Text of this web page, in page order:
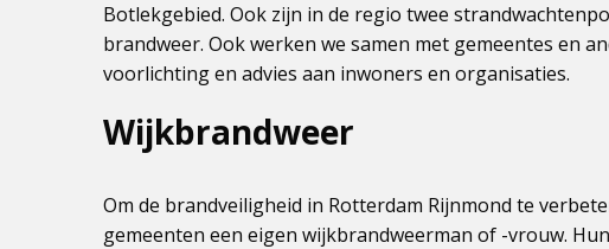
Botlekgebied. Ook zijn in de regio twee
brandweer. Ook werken we samen met gemeentes en
voorlichting en advies aan inwoners en organisaties.
Wijkbrandweer
Om de brandveiligheid in Rotterdam Rijnmond te
gemeenten een eigen wijkbrandweerman of -vrouw.